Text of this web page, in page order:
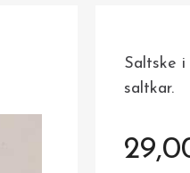
Saltske
saltkar.